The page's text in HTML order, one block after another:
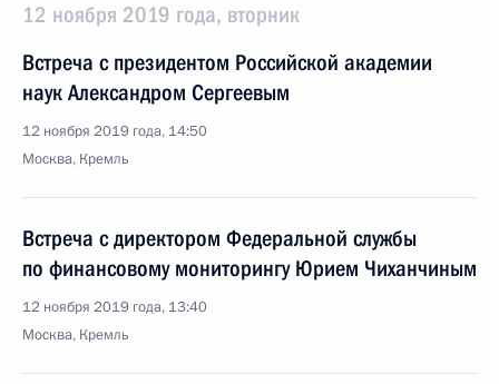
12 ноября 2019 года, вторник
Встреча с президентом Российской академии
наук Александром Сергеевым
12 ноября 2019 года, 14:50
Москва, Кремль
Встреча с директором Федеральной службы
по финансовому мониторингу Юрием Чиханчиным
12 ноября 2019 года, 13:40
Москва, Кремль